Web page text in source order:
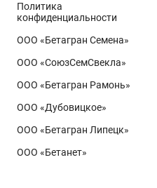
Политика
конфиденциальности
ООО «Бетагран Семена»
ООО «СоюзСемСвекла»
ООО «Бетагран Рамонь»
ООО «Дубовицкое»
ООО «Бетагран Липецк»
ООО «Бетанет»